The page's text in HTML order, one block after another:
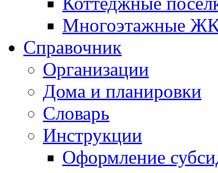
Многоэтажные
Справочник
Организации
Дома и планировки
Словарь
Инструкции
Оформление